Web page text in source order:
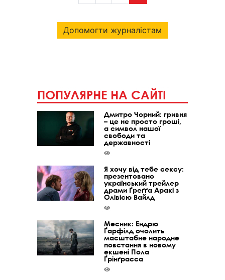
Допомогти журналістам
ПОПУЛЯРНЕ НА САЙТІ
Дмитро Чорний: гривня
– це не просто гроші,
а символ нашої
свободи та
державності
Я хочу від тебе сексу:
презентовано
український трейлер
драми Ґреґґа Аракі з
Олівією Вайлд
Месник: Ендрю
Ґарфілд очолить
масштабне народне
повстання в новому
екшені Пола
Ґрінґрасса